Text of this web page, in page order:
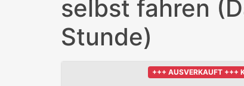
selbst fahren
Stunde)
+++ AUSVERKAUFT +++